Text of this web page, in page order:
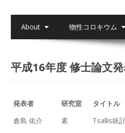
About 物性コロキウム
平成16年度 修士論文
発表者 研究室
タイトル
倉島 佑介
素
Tsallis統